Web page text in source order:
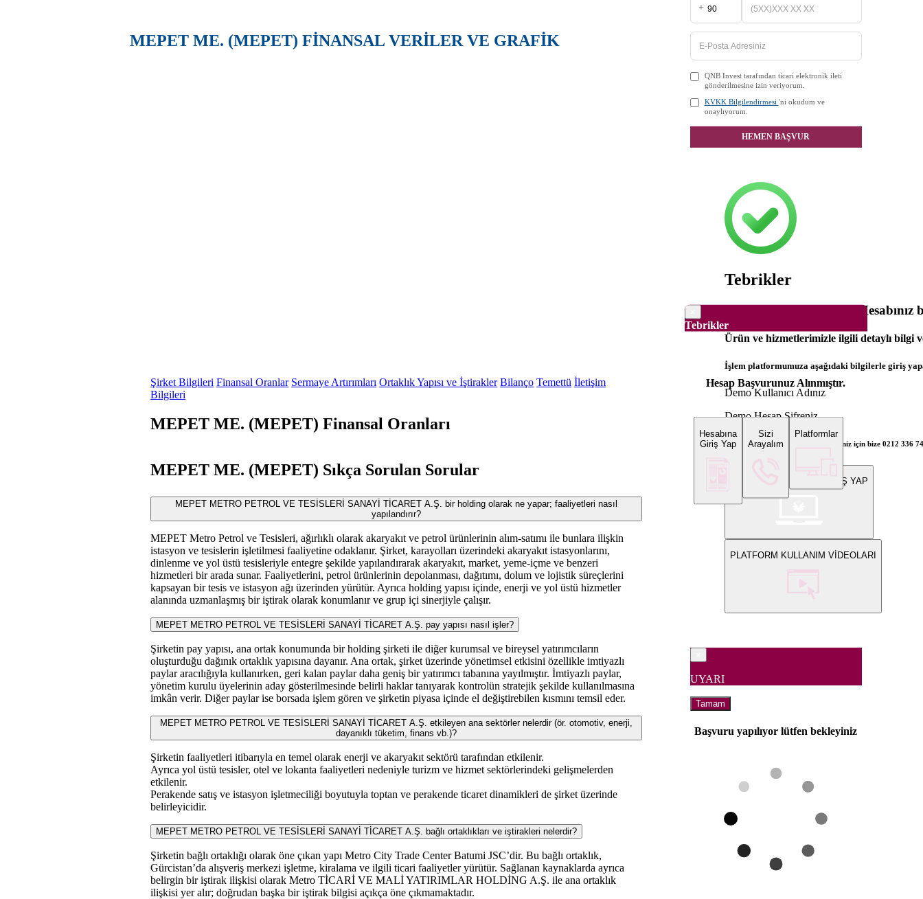
MEPET ME. (MEPET) FİNANSAL VERİLER VE GRAFİK
Şirket Bilgileri Finansal Oranlar Sermaye Artırımları Ortaklık Yapısı ve İştirakler Bilanço Temettü İletişim
Bilgileri
MEPET ME. (MEPET) Finansal Oranları
MEPET ME. (MEPET) Sıkça Sorulan Sorular
MEPET METRO PETROL VE TESİSLERİ SANAYİ TİCARET A.Ş. bir holding olarak ne yapar; faaliyetleri nasıl
yapılandırır?
MEPET Metro Petrol ve Tesisleri, ağırlıklı olarak akaryakıt ve petrol ürünlerinin alım-satımı ile bunlara ilişkin
istasyon ve tesislerin işletilmesi faaliyetine odaklanır. Şirket, karayolları üzerindeki akaryakıt istasyonlarını,
dinlenme ve yol üstü tesisleriyle entegre şekilde yapılandırarak akaryakıt, market, yeme-içme ve benzeri
hizmetleri bir arada sunar. Faaliyetlerini, petrol ürünlerinin depolanması, dağıtımı, dolum ve lojistik süreçlerini
kapsayan bir tesis ve istasyon ağı üzerinden yürütür. Ayrıca holding yapısı içinde, enerji ve yol üstü hizmetler
alanında uzmanlaşmış bir iştirak olarak konumlanır ve grup içi sinerjiyle çalışır.
MEPET METRO PETROL VE TESİSLERİ SANAYİ TİCARET A.Ş. pay yapısı nasıl işler?
Şirketin pay yapısı, ana ortak konumunda bir holding şirketi ile diğer kurumsal ve bireysel yatırımcıların
oluşturduğu dağınık ortaklık yapısına dayanır. Ana ortak, şirket üzerinde yönetimsel etkisini özellikle imtiyazlı
paylar aracılığıyla kullanırken, geri kalan paylar daha geniş bir yatırımcı tabanına yayılmıştır. İmtiyazlı paylar,
yönetim kurulu üyelerinin aday gösterilmesinde belirli haklar tanıyarak kontrolün stratejik şekilde kullanılmasına
imkân verir. Diğer paylar ise borsada işlem gören ve şirketin piyasa içinde el değiştirebilen kısmını temsil eder.
MEPET METRO PETROL VE TESİSLERİ SANAYİ TİCARET A.Ş. etkileyen ana sektörler nelerdir (ör. otomotiv, enerji,
dayanıklı tüketim, finans vb.)?
Şirketin faaliyetleri itibarıyla en temel olarak enerji ve akaryakıt sektörü tarafından etkilenir.
Ayrıca yol üstü tesisler, otel ve lokanta faaliyetleri nedeniyle turizm ve hizmet sektörlerindeki gelişmelerden
etkilenir.
Perakende satış ve istasyon işletmeciliği boyutuyla toptan ve perakende ticaret dinamikleri de şirket üzerinde
belirleyicidir.
MEPET METRO PETROL VE TESİSLERİ SANAYİ TİCARET A.Ş. bağlı ortaklıkları ve iştirakleri nelerdir?
Şirketin bağlı ortaklığı olarak öne çıkan yapı Metro City Trade Center Batumi JSC’dir. Bu bağlı ortaklık,
Gürcistan’da alışveriş merkezi işletme, kiralama ve ilgili ticari faaliyetler yürütür. Sağlanan kaynaklarda ayrıca
belirgin bir iştirak ilişkisi olarak Metro TİCARİ VE MALİ YATIRIMLAR HOLDİNG A.Ş. ile ana ortaklık
ilişkisi yer alır; doğrudan başka bir iştirak bilgisi açıkça öne çıkmamaktadır.
+
QNB Invest tarafından ticari elektronik ileti
gönderilmesine izin veriyorum.
KVKK Bilgilendirmesi 'ni okudum ve
onaylıyorum.
HEMEN BAŞVUR
Tebrikler
Hesap Başvurunuz Alınmıştır.
Hesabına
Giriş Yap
Sizi
Arayalım
Platformlar
Tebrikler
Dünya Borsaları Demo
Ürün ve hizmetlerimizle ilgili detaylı bilgi
İşlem platformumuza aşağıdaki bilgilerle giriş
Demo Kullanıcı Adınız
Demo Hesap Şifreniz
Bilgi ve gerçek hesap açılış talepleriniz için bize 0212 336
WEB PLATFORMUNA GİRİŞ YAP
PLATFORM KULLANIM VİDEOLARI
UYARI
Tamam
Başvuru yapılıyor lütfen bekleyiniz